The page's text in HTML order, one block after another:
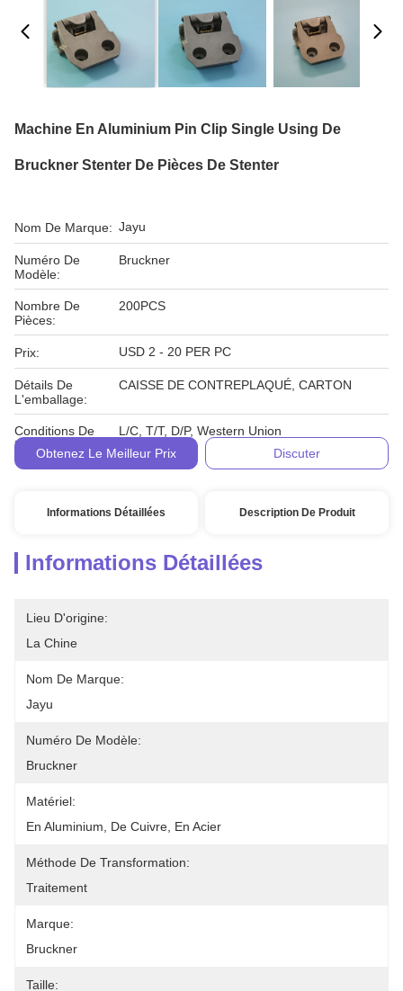
Machine En Aluminium Pin Clip Single Using De
Bruckner Stenter De Pièces De Stenter
Nom De Marque: Jayu
Numéro De
Modèle:
Bruckner
Nombre De
Pièces:
200PCS
Prix: USD 2 - 20 PER PC
Détails De
L'emballage:
CAISSE DE CONTREPLAQUÉ, CARTON
Conditions De
Paiement:
L/C, T/T, D/P, Western Union
Obtenez Le Meilleur Prix
Discuter
Informations Détaillées Description De Produit
Informations Détaillées
Lieu D'origine:
La Chine
Nom De Marque:
Jayu
Numéro De Modèle:
Bruckner
Matériel:
En Aluminium, De Cuivre, En Acier
Méthode De Transformation:
Traitement
Marque:
Bruckner
Taille: